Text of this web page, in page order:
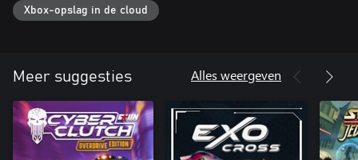
Xbox-opslag in de cloud
Meer suggesties Alles weergeven